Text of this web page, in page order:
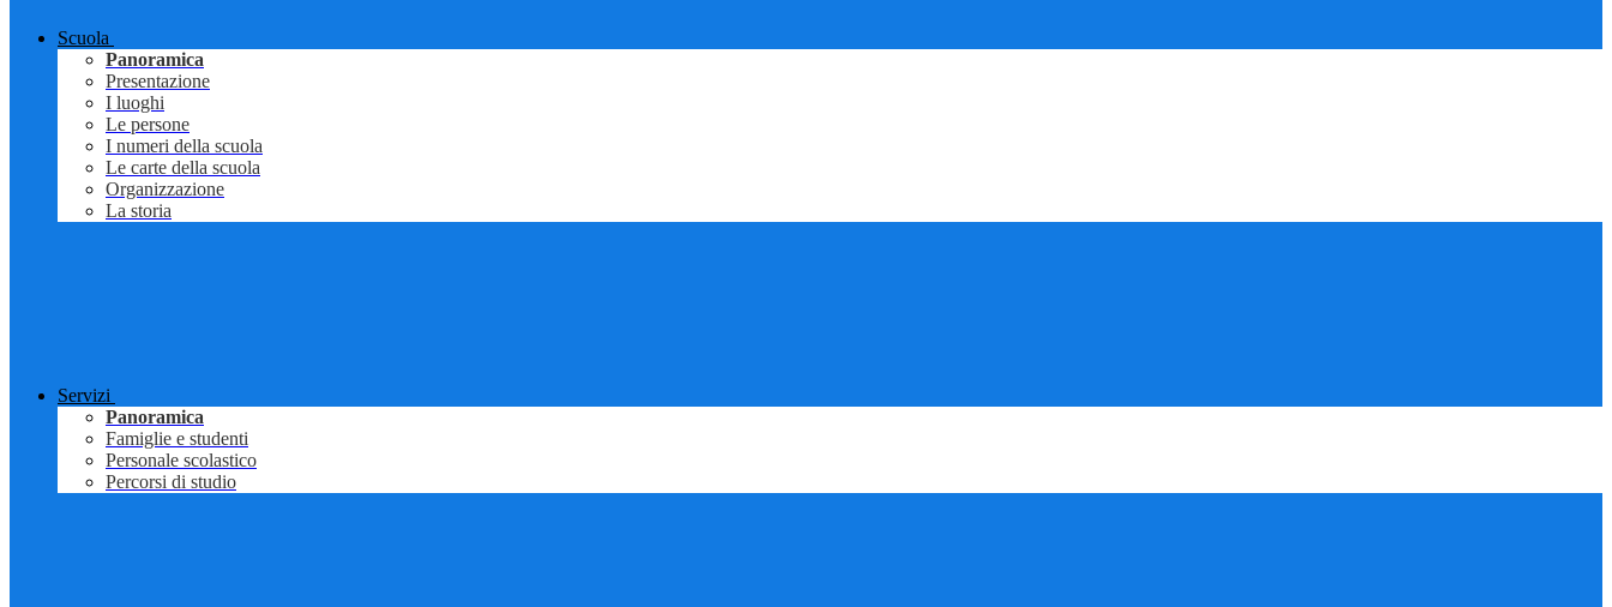
Scuola
Panoramica
Presentazione
I luoghi
Le persone
I numeri della scuola
Le carte della scuola
Organizzazione
La storia
Servizi
Panoramica
Famiglie e studenti
Personale scolastico
Percorsi di studio